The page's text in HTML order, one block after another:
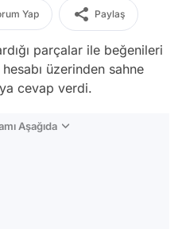
Yap Paylaş
parçalar ile beğenileri
hesabı üzerinden sahne
cevap verdi.
Aşağıda